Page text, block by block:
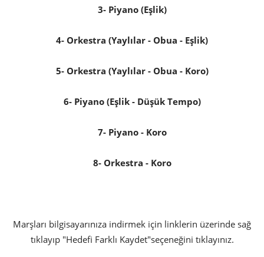
3- Piyano (Eşlik)
4- Orkestra (Yaylılar - Obua - Eşlik)
5- Orkestra (Yaylılar - Obua - Koro)
6- Piyano (Eşlik - Düşük Tempo)
7- Piyano - Koro
8- Orkestra - Koro
Marşları bilgisayarınıza indirmek için linklerin üzerinde sağ
tıklayıp "Hedefi Farklı Kaydet"seçeneğini tıklayınız.